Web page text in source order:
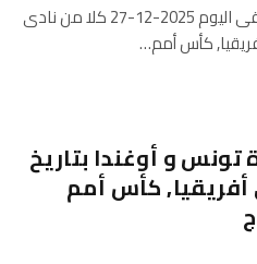
تفاصيل مباراة نيجيريا و تونس يلتقى اليوم 2025-12-27 كلا من نادى
كأس أمم…
و أوغندا بتاريخ
دوري أفريقيا, كأس أمم